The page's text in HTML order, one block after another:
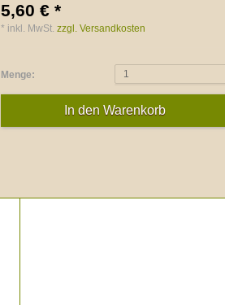
5,60 € *
* inkl. MwSt. zzgl. Versandkosten
Menge: 1